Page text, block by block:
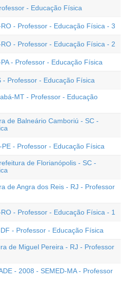
- Educação Física
- Professor - Educação Física - 3
- Professor - Educação Física - 2
- Professor - Educação Física
- Professor - Educação Física
MT - Professor - Educação
de Balneário Camboriú - SC -
- Professor - Educação Física
de Florianópolis - SC -
de Angra dos Reis - RJ - Professor
- Professor - Educação Física - 1
- Professor - Educação Física
de Miguel Pereira - RJ - Professor
- 2008 - SEMED-MA - Professor